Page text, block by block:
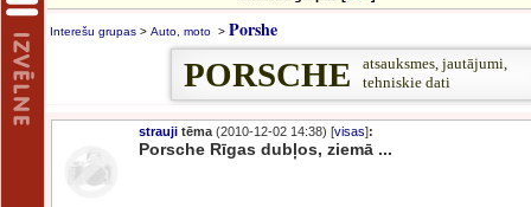
Interešu grupas > Auto, moto > Porshe
PORSCHE
atsauksmes, jautājumi,
tehniskie dati
strauji tēma (2010-12-02 14:38) [visas]:
Porsche Rīgas dubļos, ziemā ...